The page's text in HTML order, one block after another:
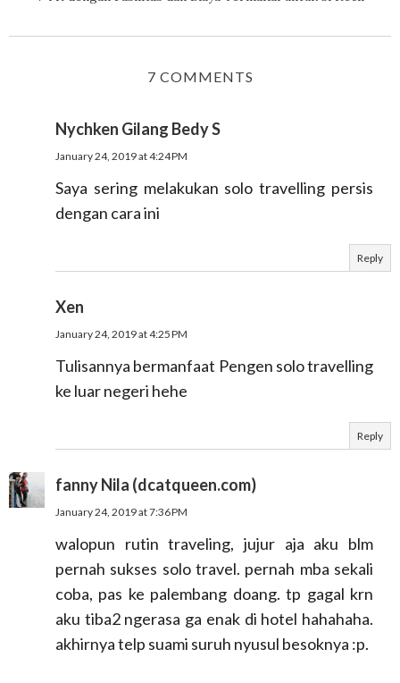
7 COMMENTS
Nychken Gilang Bedy S
January 24, 2019 at 4:24 PM
Saya sering melakukan solo travelling persis
dengan cara ini
Reply
Xen
January 24, 2019 at 4:25 PM
Tulisannya bermanfaat Pengen solo travelling
ke luar negeri hehe
Reply
fanny Nila (dcatqueen.com)
January 24, 2019 at 7:36 PM
walopun rutin traveling, jujur aja aku blm
pernah sukses solo travel. pernah mba sekali
coba, pas ke palembang doang. tp gagal krn
aku tiba2 ngerasa ga enak di hotel hahahaha.
akhirnya telp suami suruh nyusul besoknya :p.